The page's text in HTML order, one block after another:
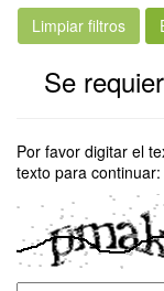
Se
Por favor digitar el
texto para continuar: